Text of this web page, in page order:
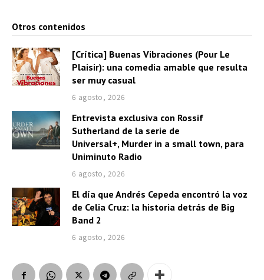
Otros contenidos
[Crítica] Buenas Vibraciones (Pour Le
Plaisir): una comedia amable que resulta
ser muy casual
6 agosto, 2026
Entrevista exclusiva con Rossif
Sutherland de la serie de
Universal+, Murder in a small town, para
Uniminuto Radio
6 agosto, 2026
El día que Andrés Cepeda encontró la voz
de Celia Cruz: la historia detrás de Big
Band 2
6 agosto, 2026